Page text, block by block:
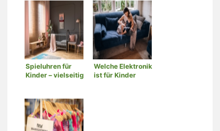
Spieluhren für
Kinder – vielseitig
Welche Elektronik
ist für Kinder